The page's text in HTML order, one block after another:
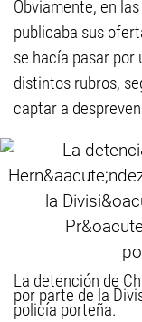
Obviamente, en
publicaba sus
se hacía pasar
distintos rubros,
captar a
La detención de
por parte de la
policía porteña.